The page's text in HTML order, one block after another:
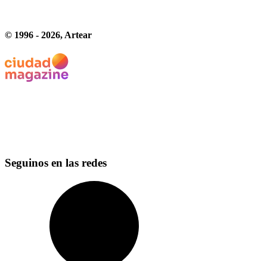
© 1996 - 2026, Artear
Seguinos en las redes